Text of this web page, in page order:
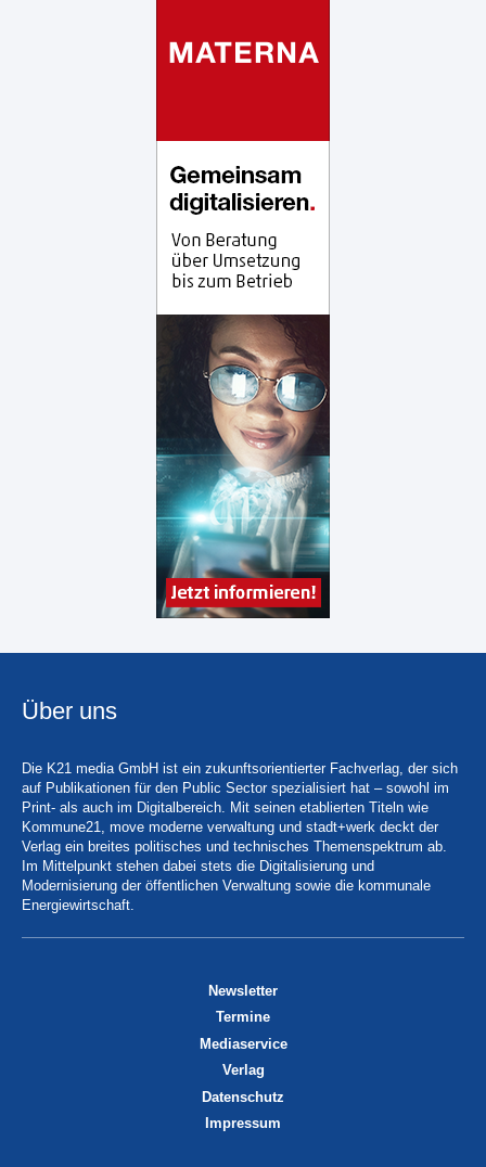
Über uns
Die K21 media GmbH ist ein zukunftsorientierter Fachverlag, der sich
auf Publikationen für den Public Sector spezialisiert hat – sowohl im
Print- als auch im Digitalbereich. Mit seinen etablierten Titeln wie
Kommune21, move moderne verwaltung und stadt+werk deckt der
Verlag ein breites politisches und technisches Themenspektrum ab.
Im Mittelpunkt stehen dabei stets die Digitalisierung und
Modernisierung der öffentlichen Verwaltung sowie die kommunale
Energiewirtschaft.
Newsletter
Termine
Mediaservice
Verlag
Datenschutz
Impressum